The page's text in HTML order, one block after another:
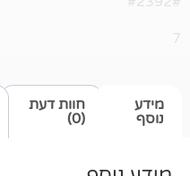
חוות דעת
החלפה או
החזרה